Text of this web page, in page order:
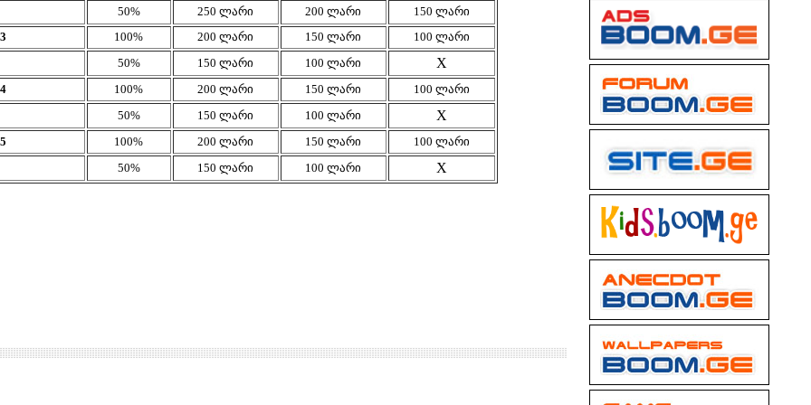
50%
250 ლარი 200 ლარი
150 ლარი
100% 200 ლარი 150 ლარი
100 ლარი
50%
150 ლარი 100 ლარი X
100% 200 ლარი 150 ლარი
100 ლარი
50%
150 ლარი 100 ლარი X
100% 200 ლარი 150 ლარი
100 ლარი
50%
150 ლარი 100 ლარი X